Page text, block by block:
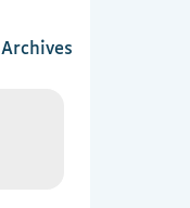
Archives